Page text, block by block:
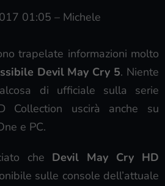
01:05 – Michele
trapelate informazioni molto
Devil May Cry 5. Niente
di ufficiale sulla serie
Collection uscirà anche su
e PC.
che Devil May Cry HD
sulle console dell’attuale